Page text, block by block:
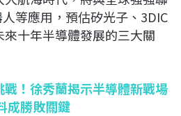
等應用，預估矽光子、3DIC
十年半導體發展的三大關
！徐秀蘭揭示半導體新戰場
成勝敗關鍵